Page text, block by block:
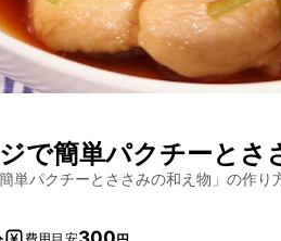
で簡単パクチーとさ
単パクチーとささみの和え物 」の作り
費用目安